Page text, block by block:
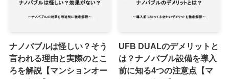
ナノバブルは怪しい？そう
言われる理由と実際のとこ
ろを解説【マンションオー
UFB DUALのデメリットと
は？ナノバブル設備を導入
前に知る4つの注意点【マ